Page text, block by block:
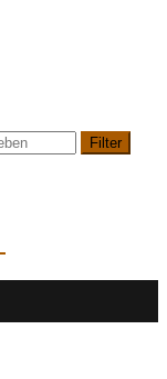
Filter